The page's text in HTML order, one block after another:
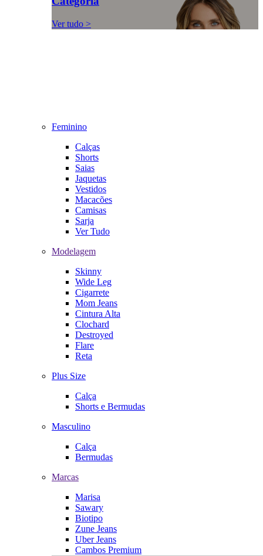
Ver tudo >
Feminino
Calças
Shorts
Saias
Jaquetas
Vestidos
Macacões
Camisas
Sarja
Ver Tudo
Modelagem
Skinny
Wide Leg
Cigarrete
Mom Jeans
Cintura Alta
Clochard
Destroyed
Flare
Reta
Plus Size
Calça
Shorts e Bermudas
Masculino
Calça
Bermudas
Marcas
Marisa
Sawary
Biotipo
Zune Jeans
Uber Jeans
Cambos Premium